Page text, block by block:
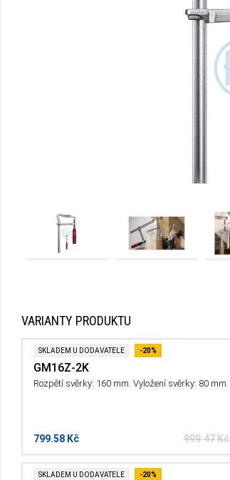
VARIANTY PRODUKTU
SKLADEM U DODAVATELE -20%
GM16Z-2K
Rozpětí svěrky: 160 mm. Vyložení svěrky: 80 mm.
999.47 Kč
799.58 Kč
SKLADEM U DODAVATELE -20%